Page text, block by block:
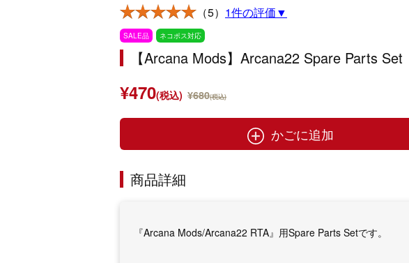
（5） 1件の評価▼
SALE品 ネコポス対応
【Arcana Mods】Arcana22 Spare Parts Set
¥470(税込) ¥680(税込)
かごに追加
商品詳細
『Arcana Mods/Arcana22 RTA』用Spare Parts Setです。